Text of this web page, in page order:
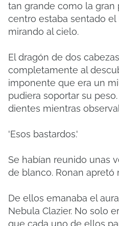
tan grande como la gran
centro estaba sentado el
mirando al cielo.
El dragón de dos
completamente al
imponente que era un
pudiera soportar su
dientes mientras
'Esos bastardos.'
Se habían reunido unas
de blanco. Ronan apretó
De ellos emanaba el
Nebula Clazier. No solo
que cada uno de ellos